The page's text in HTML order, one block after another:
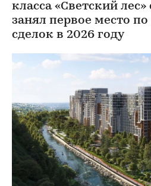
класса «Светский
занял первое место по
сделок в 2026 году